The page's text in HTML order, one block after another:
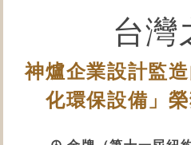
台灣
神爐企業設計監
化環保設備 」